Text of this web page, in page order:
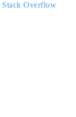
Stack Overflow